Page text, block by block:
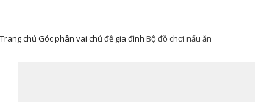
Trang chủ Góc phân vai chủ đề gia đình Bộ đồ chơi nấu ăn